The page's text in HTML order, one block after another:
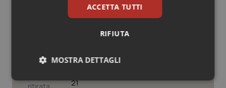
Ulcera & Reflusso
Potrebbe interessarti in
Caldo, segnali di lenta ritirata
21
ACCETTA TUTTI
RIFIUTA
MOSTRA DETTAGLI
Necessari Statistici Marketing